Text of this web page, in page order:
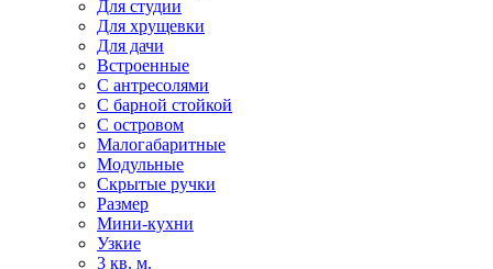
Для студии
Для хрущевки
Для дачи
Встроенные
С антресолями
С барной стойкой
С островом
Малогабаритные
Модульные
Скрытые ручки
Размер
Мини-кухни
Узкие
3 кв. м.